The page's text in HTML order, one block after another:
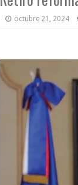
octubre 21, 2024